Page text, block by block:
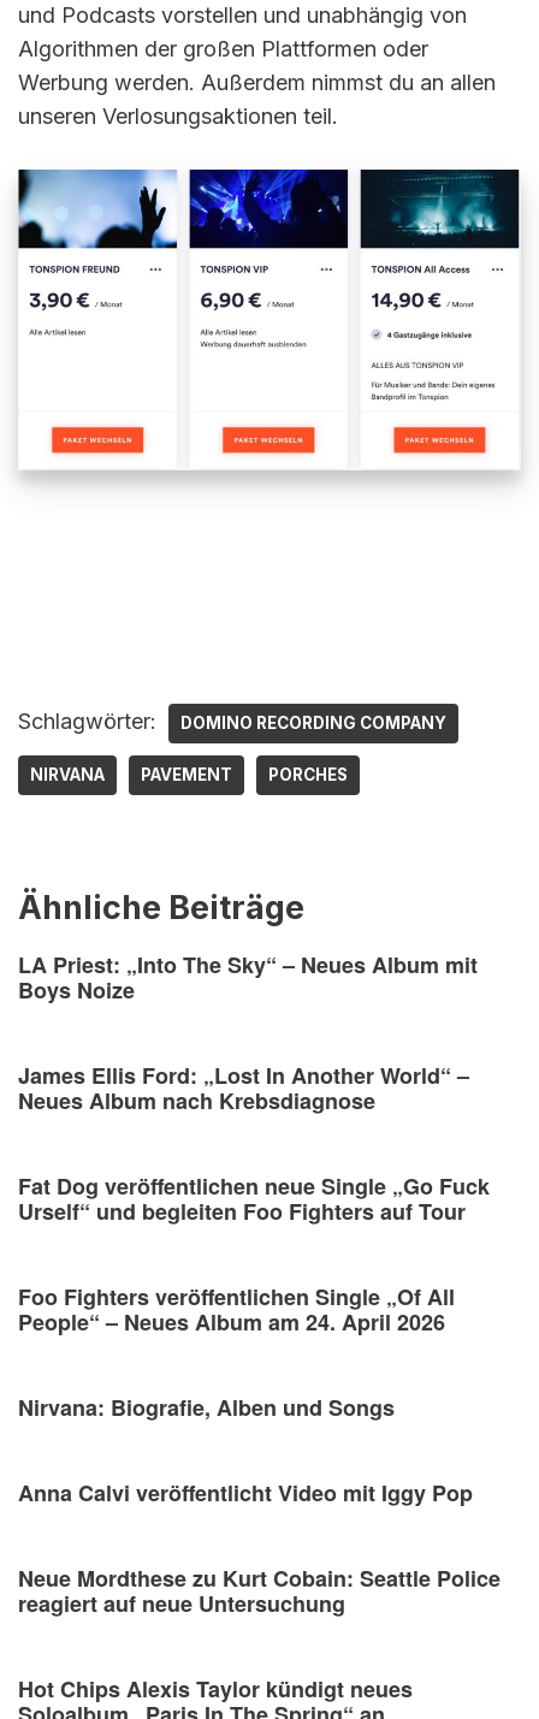
und Podcasts vorstellen und unabhängig von
Algorithmen der großen Plattformen oder
Werbung werden. Außerdem nimmst du an allen
unseren Verlosungsaktionen teil.
Schlagwörter: DOMINO RECORDING COMPANY
NIRVANA PAVEMENT PORCHES
Ähnliche Beiträge
LA Priest: „Into The Sky“ – Neues Album mit
Boys Noize
James Ellis Ford: „Lost In Another World“ –
Neues Album nach Krebsdiagnose
Fat Dog veröffentlichen neue Single „Go Fuck
Urself“ und begleiten Foo Fighters auf Tour
Foo Fighters veröffentlichen Single „Of All
People“ – Neues Album am 24. April 2026
Nirvana: Biografie, Alben und Songs
Anna Calvi veröffentlicht Video mit Iggy Pop
Neue Mordthese zu Kurt Cobain: Seattle Police
reagiert auf neue Untersuchung
Hot Chips Alexis Taylor kündigt neues